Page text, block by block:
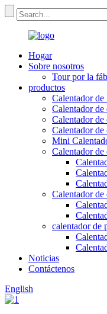
Hogar
Sobre nosotros
Tour por la
productos
Calentador de
Calentador de
Calentador de
Calentador de
Mini
Calentador de
Calentador de
calentador de
Noticias
Contáctenos
English